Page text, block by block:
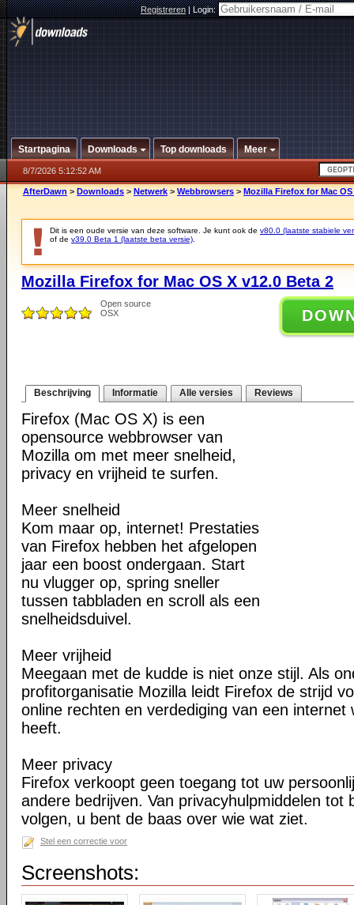
Registreren|Login:
Startpagina Downloads Top downloads Meer
8/7/2026 5:12:52 AM
AfterDawn > Downloads > Netwerk > Webbrowsers > Mozilla Firefox for Mac OS
Dit is een oude versie van deze software. Je kunt ook de v80.0 (laatste stabiele
of de v39.0 Beta 1 (laatste beta versie)
Mozilla Firefox for Mac OS X v12.0 Beta 2
Open source
OSX
Beschrijving Informatie Alle versies Reviews
Firefox (Mac OS X) is een
opensource webbrowser van
Mozilla om met meer snelheid,
privacy en vrijheid te surfen.
Meer snelheid
Kom maar op, internet! Prestaties
van Firefox hebben het afgelopen
jaar een boost ondergaan. Start
nu vlugger op, spring sneller
tussen tabbladen en scroll als een
snelheidsduivel.
Meer vrijheid
Meegaan met de kudde is niet onze stijl. Als
profitorganisatie Mozilla leidt Firefox de strijd
online rechten en verdediging van een internet
heeft.
Meer privacy
Firefox verkoopt geen toegang tot uw
andere bedrijven. Van privacyhulpmiddelen tot
volgen, u bent de baas over wie wat ziet.
Stel een correctie voor
Screenshots: